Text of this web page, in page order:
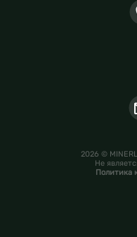
2026 ©
Не
Политика